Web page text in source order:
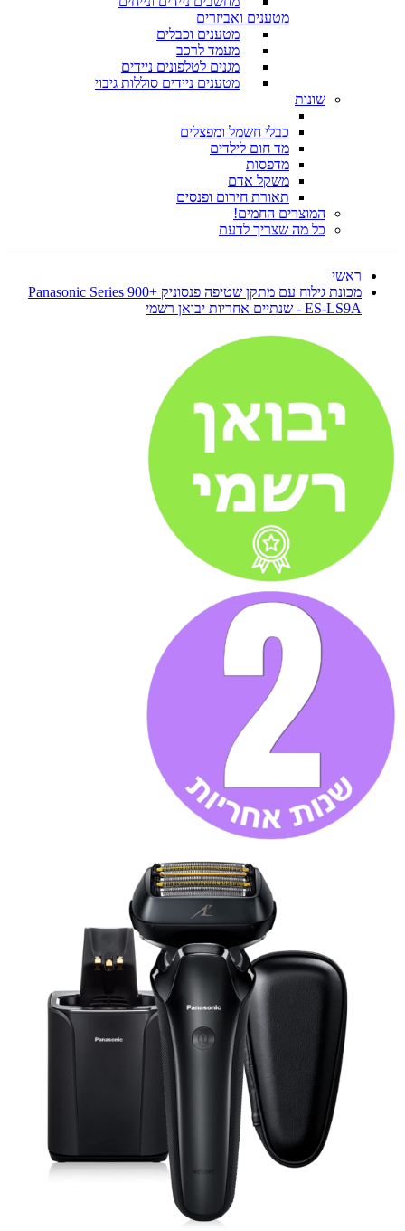
מטענים ואביזרים
מטענים וכבלים
מעמד לרכב
מגנים לטלפונים ניידים
מטענים ניידים סוללות גיבוי
שונות
כבלי חשמל ומפצלים
מד חום לילדים
מדפסות
משקל אדם
תאורת חירום ופנסים
המוצרים החמים!
כל מה שצריך לדעת
ראשי
מכונת גילוח עם מתקן שטיפה פנסוניק Panasonic Series 900+
ES-LS9A - שנתיים אחריות יבואן רשמי